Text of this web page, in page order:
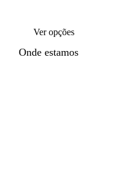
Ver opções
Onde estamos